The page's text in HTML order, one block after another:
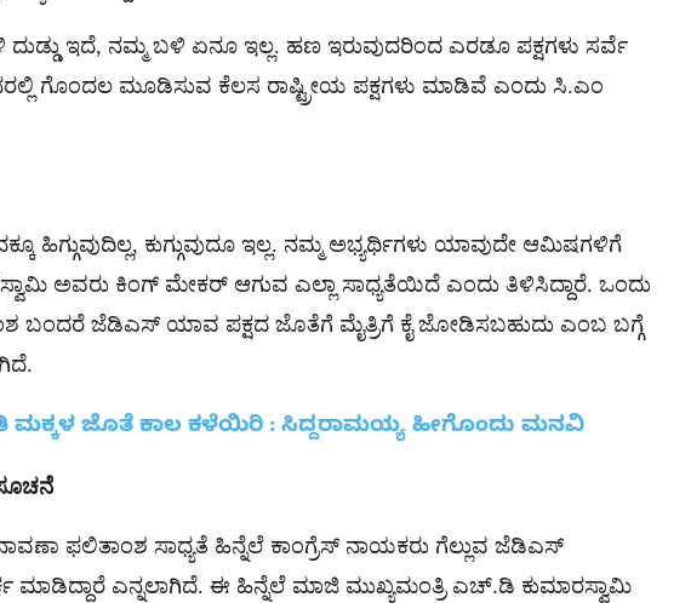
ದುಡ್ಡು ಇದೆ, ನಮ್ಮ ಬಳಿ ಏನೂ ಇಲ್ಲ. ಹಣ ಇರುವುದರಿಂದ ಎರಡೂ ಪಕ್ಷಗಳು ಸರ್ವೆ
ಗೊಂದಲ ಮೂಡಿಸುವ ಕೆಲಸ ರಾಷ್ಟ್ರೀಯ ಪಕ್ಷಗಳು ಮಾಡಿವೆ ಎಂದು ಸಿ.ಎಂ
ಹಿಗ್ಗುವುದಿಲ್ಲ, ಕುಗ್ಗುವುದೂ ಇಲ್ಲ. ನಮ್ಮ ಅಭ್ಯರ್ಥಿಗಳು ಯಾವುದೇ ಆಮಿಷಗಳಿಗೆ
ಅವರು ಕಿಂಗ್ ಮೇಕರ್ ಆಗುವ ಎಲ್ಲಾ ಸಾಧ್ಯತೆಯಿದೆ ಎಂದು ತಿಳಿಸಿದ್ದಾರೆ. ಒಂದು
ಬಂದರೆ ಜೆಡಿಎಸ್ ಯಾವ ಪಕ್ಷದ ಜೊತೆಗೆ ಮೈತ್ರಿಗೆ ಕೈ ಜೋಡಿಸಬಹುದು ಎಂಬ ಬಗ್ಗೆ
ಮಕ್ಕಳ ಜೊತೆ ಕಾಲ ಕಳೆಯಿರಿ : ಸಿದ್ದರಾಮಯ್ಯ ಹೀಗೊಂದು ಮನವಿ
ಫಲಿತಾಂಶ ಸಾಧ್ಯತೆ ಹಿನ್ನೆಲೆ ಕಾಂಗ್ರೆಸ್​ ನಾಯಕರು ಗೆಲ್ಲುವ ಜೆಡಿಎಸ್​
ಮಾಡಿದ್ದಾರೆ ಎನ್ನಲಾಗಿದೆ. ಈ ಹಿನ್ನೆಲೆ ಮಾಜಿ ಮುಖ್ಯಮಂತ್ರಿ ಎಚ್​.ಡಿ ಕುಮಾರಸ್ವಾಮಿ